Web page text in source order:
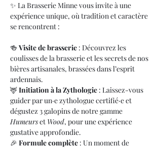
✨ La Brasserie Minne vous invite à une
expérience unique, où tradition et caractère
se rencontrent :
🍻 Visite de brasserie : Découvrez les
coulisses de la brasserie et les secrets de nos
bières artisanales, brassées dans l’esprit
ardennais.
🦌 Initiation à la Zythologie : Laissez-vous
guider par un·e zythologue certifié·e et
dégustez 3 galopins de notre gamme
Humeurs et Wood, pour une expérience
gustative approfondie.
🎉 Formule complète : Un moment de